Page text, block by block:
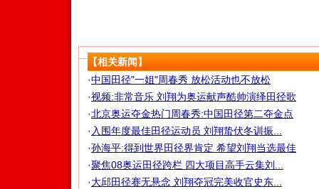
【相关新闻】
·中国田径"一姐"周春秀 放松活动也不放松
·视频:非常音乐 刘翔为奥运献声酷帅演绎田径歌
·北京奥运夺金热门周春秀:中国田径第二夺金点
· 入围年度最佳田径运动员 刘翔蛰伏冬训振...
·孙海平:得到世界田径界肯定 希望刘翔当选最佳
·聚焦08奥运田径跨栏 四大项目高手云集刘...
·大邱田径赛无悬念 刘翔夺冠完美收官史东...